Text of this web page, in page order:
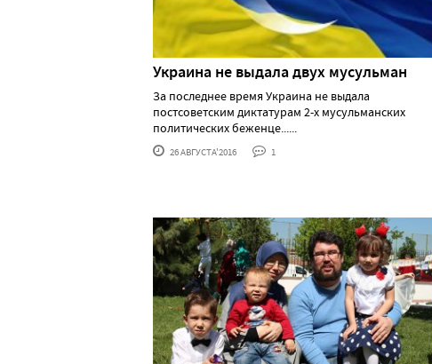
Украина не выдала двух мусульман
За последнее время Украина не выдала
постсоветским диктатурам 2-х мусульманских
политических беженце......
26 АВГУСТА'2016 1